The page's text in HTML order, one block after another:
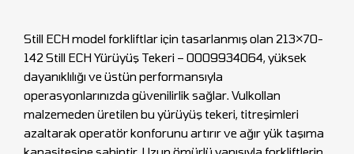
Still ECH model forkliftlar için tasarlanmış olan 213×70-
142 Still ECH Yürüyüş Tekeri – 0009934064, yüksek
dayanıklılığı ve üstün performansıyla
operasyonlarınızda güvenilirlik sağlar. Vulkollan
malzemeden üretilen bu yürüyüş tekeri, titreşimleri
azaltarak operatör konforunu artırır ve ağır yük taşıma